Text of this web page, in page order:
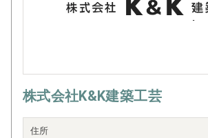
株式会社K&K建築工芸
住所